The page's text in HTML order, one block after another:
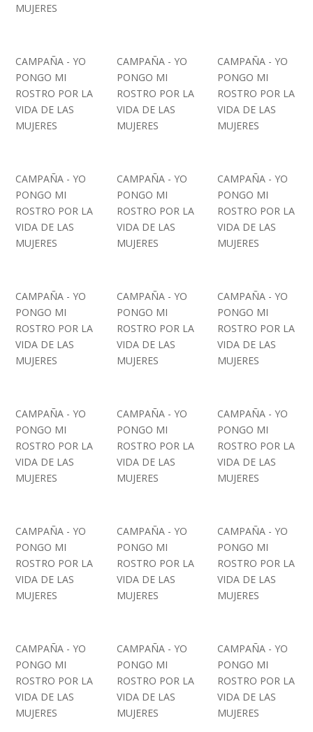
MUJERES
CAMPAÑA - YO
PONGO MI
ROSTRO POR LA
VIDA DE LAS
MUJERES
CAMPAÑA - YO
PONGO MI
ROSTRO POR LA
VIDA DE LAS
MUJERES
CAMPAÑA - YO
PONGO MI
ROSTRO POR LA
VIDA DE LAS
MUJERES
CAMPAÑA - YO
PONGO MI
ROSTRO POR LA
VIDA DE LAS
MUJERES
CAMPAÑA - YO
PONGO MI
ROSTRO POR LA
VIDA DE LAS
MUJERES
CAMPAÑA - YO
PONGO MI
ROSTRO POR LA
VIDA DE LAS
MUJERES
CAMPAÑA - YO
PONGO MI
ROSTRO POR LA
VIDA DE LAS
MUJERES
CAMPAÑA - YO
PONGO MI
ROSTRO POR LA
VIDA DE LAS
MUJERES
CAMPAÑA - YO
PONGO MI
ROSTRO POR LA
VIDA DE LAS
MUJERES
CAMPAÑA - YO
PONGO MI
ROSTRO POR LA
VIDA DE LAS
MUJERES
CAMPAÑA - YO
PONGO MI
ROSTRO POR LA
VIDA DE LAS
MUJERES
CAMPAÑA - YO
PONGO MI
ROSTRO POR LA
VIDA DE LAS
MUJERES
CAMPAÑA - YO
PONGO MI
ROSTRO POR LA
VIDA DE LAS
MUJERES
CAMPAÑA - YO
PONGO MI
ROSTRO POR LA
VIDA DE LAS
MUJERES
CAMPAÑA - YO
PONGO MI
ROSTRO POR LA
VIDA DE LAS
MUJERES
CAMPAÑA - YO
PONGO MI
ROSTRO POR LA
VIDA DE LAS
MUJERES
CAMPAÑA - YO
PONGO MI
ROSTRO POR LA
VIDA DE LAS
MUJERES
CAMPAÑA - YO
PONGO MI
ROSTRO POR LA
VIDA DE LAS
MUJERES